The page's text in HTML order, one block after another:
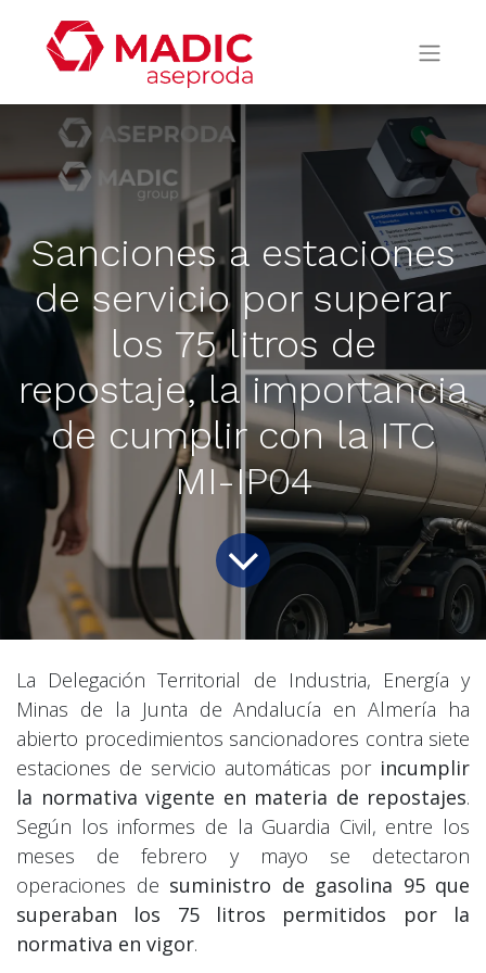
Sanciones a estaciones
de servicio por superar
los 75 litros de
repostaje, la importancia
de cumplir con la ITC
MI-IP04
La Delegación Territorial de Industria, Energía y
Minas de la Junta de Andalucía en Almería ha
abierto procedimientos sancionadores contra siete
estaciones de servicio automáticas por incumplir
la normativa vigente en materia de repostajes.
Según los informes de la Guardia Civil, entre los
meses de febrero y mayo se detectaron
operaciones de suministro de gasolina 95 que
superaban los 75 litros permitidos por la
normativa en vigor.